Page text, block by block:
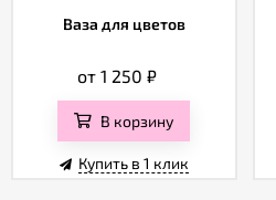
Ваза для цветов
от 1 250₽
В корзину
Купить в 1 клик